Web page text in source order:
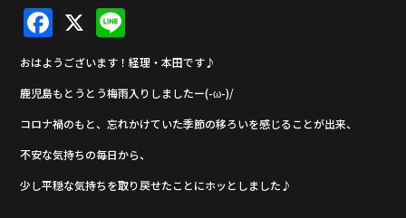
F
a
c
e
b
o
o
X
n
e
おはようございます！経理・本田です♪
鹿児島もとうとう梅雨入りしましたー(-ω-)/
コロナ禍のもと、忘れかけていた季節の移ろいを感じることが出来、
不安な気持ちの毎日から、
少し平穏な気持ちを取り戻せたことにホッとしました♪